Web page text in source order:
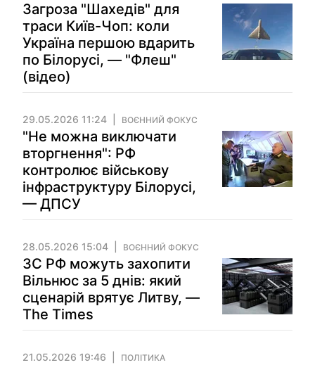
Загроза "Шахедів" для
траси Київ-Чоп: коли
Україна першою вдарить
по Білорусі, — "Флеш"
(відео)
29.05.2026 11:24 ВОЄННИЙ ФОКУС
"Не можна виключати
вторгнення": РФ
контролює військову
інфраструктуру Білорусі,
— ДПСУ
28.05.2026 15:04 ВОЄННИЙ ФОКУС
ЗС РФ можуть захопити
Вільнюс за 5 днів: який
сценарій врятує Литву, —
The Times
21.05.2026 19:46 ПОЛІТИКА